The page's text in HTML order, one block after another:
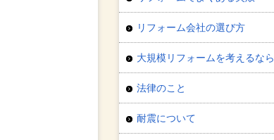
リフォーム会社の選び方
大規模リフォームを考えるなら
法律のこと
耐震について